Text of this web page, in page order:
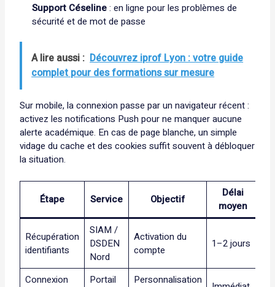
Support Céseline: en ligne pour les problèmes de
sécurité et de mot de passe
A lire aussi : Découvrez iprof Lyon : votre guide
complet pour des formations sur mesure
Sur mobile, la connexion passe par un navigateur récent :
activez les notifications Push pour ne manquer aucune
alerte académique. En cas de page blanche, un simple
vidage du cache et des cookies suffit souvent à débloquer
la situation.
Étape Service Objectif
Délai
moyen
Récupération
identifiants
SIAM /
DSDEN
Nord
Activation du
compte
1–2 jours
Connexion
Portail
Personnalisation